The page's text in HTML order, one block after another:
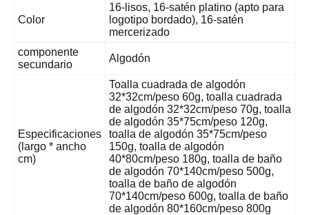
Color
16-lisos, 16-satén platino (apto para
logotipo bordado), 16-satén
mercerizado
componente
secundario
Algodón
Especificaciones
(largo * ancho
cm)
Toalla cuadrada de algodón
32*32cm/peso 60g, toalla cuadrada
de algodón 32*32cm/peso 70g, toalla
de algodón 35*75cm/peso 120g,
toalla de algodón 35*75cm/peso
150g, toalla de algodón
40*80cm/peso 180g, toalla de baño
de algodón 70*140cm/peso 500g,
toalla de baño de algodón
70*140cm/peso 600g, toalla de baño
de algodón 80*160cm/peso 800g